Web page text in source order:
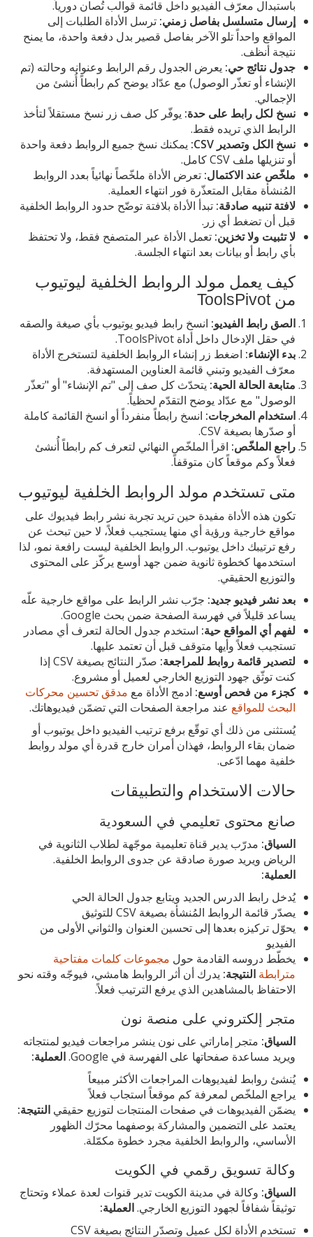
باستبدال معرّف الفيديو داخل قائمة قوالب تُصان دورياً.
إرسال متسلسل بفاصل زمني: ترسل الأداة الطلبات إلى
المواقع واحداً تلو الآخر بفاصل قصير بدل دفعة واحدة، ما يمنح
نتيجة أنظف.
جدول نتائج حي: يعرض الجدول رقم الرابط وعنوانه وحالته (تم
الإنشاء أو تعذّر الوصول) مع عدّاد يوضح كم رابطاً أُنشئ من
الإجمالي.
نسخ لكل رابط على حدة: يوفّر كل صف زر نسخ مستقلاً لتأخذ
الرابط الذي تريده فقط.
نسخ الكل وتصدير CSV:
يمكنك نسخ جميع الروابط دفعة واحدة
أو تنزيلها ملف CSV كامل.
ملخّص عند الاكتمال: تعرض الأداة ملخّصاً نهائياً بعدد الروابط
المُنشأة مقابل المتعذّرة فور انتهاء العملية.
لافتة تنبيه صادقة: تبدأ الأداة بلافتة توضّح حدود الروابط الخلفية
قبل أن تضغط أي زر.
لا تثبيت ولا تخزين: تعمل الأداة عبر المتصفح فقط، ولا تحتفظ
بأي رابط أو بيانات بعد انتهاء الجلسة.
كيف يعمل مولد الروابط الخلفية ليوتيوب
من ToolsPivot
الصق رابط الفيديو: انسخ رابط فيديو يوتيوب بأي صيغة والصقه
في حقل الإدخال داخل أداة ToolsPivot.
بدء الإنشاء: اضغط زر إنشاء الروابط الخلفية لتستخرج الأداة
معرّف الفيديو وتبني قائمة العناوين المستهدفة.
متابعة الحالة الحية: يتحدّث كل صف إلى "تم الإنشاء" أو "تعذّر
الوصول" مع عدّاد يوضح التقدّم لحظياً.
استخدام المخرجات: انسخ رابطاً منفرداً أو انسخ القائمة كاملة
أو صدّرها بصيغة CSV.
راجع الملخّص: اقرأ الملخّص النهائي لتعرف كم رابطاً أُنشئ
فعلاً وكم موقعاً كان متوقفاً.
متى تستخدم مولد الروابط الخلفية ليوتيوب
تكون هذه الأداة مفيدة حين تريد تجربة نشر رابط فيديوك على
مواقع خارجية ورؤية أي منها يستجيب فعلاً، لا حين تبحث عن
رفع ترتيبك داخل يوتيوب. الروابط الخلفية ليست رافعة نمو، لذا
استخدمها كخطوة ثانوية ضمن جهد أوسع يركّز على المحتوى
والتوزيع الحقيقي.
بعد نشر فيديو جديد: جرّب نشر الرابط على مواقع خارجية علّه
يساعد قليلاً في فهرسة الصفحة ضمن بحث Google.
لفهم أي المواقع حية: استخدم جدول الحالة لتعرف أي مصادر
تستجيب فعلاً وأيها متوقف قبل أن تعتمد عليها.
لتصدير قائمة روابط للمراجعة:
صدّر النتائج بصيغة CSV إذا
كنت توثّق جهود التوزيع الخارجي لعميل أو مشروع.
كجزء من فحص أوسع: ادمج الأداة مع مدقق تحسين محركات
البحث للمواقع عند مراجعة الصفحات التي تضمّن فيديوهاتك.
يُستثنى من ذلك أي توقّع برفع ترتيب الفيديو داخل يوتيوب أو
ضمان بقاء الروابط، فهذان أمران خارج قدرة أي مولد روابط
خلفية مهما ادّعى.
حالات الاستخدام والتطبيقات
صانع محتوى تعليمي في السعودية
السياق: مدرّب يدير قناة تعليمية موجّهة لطلاب الثانوية في
الرياض ويريد صورة صادقة عن جدوى الروابط الخلفية.
العملية:
يُدخل رابط الدرس الجديد ويتابع جدول الحالة الحي
يصدّر قائمة الروابط المُنشأة بصيغة CSV للتوثيق
يحوّل تركيزه بعدها إلى تحسين العنوان والثواني الأولى من
الفيديو
يخطّط دروسه القادمة حول مجموعات كلمات مفتاحية
مترابطة النتيجة: يدرك أن أثر الروابط هامشي، فيوجّه وقته نحو
الاحتفاظ بالمشاهدين الذي يرفع الترتيب فعلاً.
متجر إلكتروني على منصة نون
السياق: متجر إماراتي على نون ينشر مراجعات فيديو لمنتجاته
ويريد مساعدة صفحاتها على الفهرسة في Google.
العملية:
يُنشئ روابط لفيديوهات المراجعات الأكثر مبيعاً
يراجع الملخّص لمعرفة كم موقعاً استجاب فعلاً
يضمّن الفيديوهات في صفحات المنتجات لتوزيع حقيقي النتيجة:
يعتمد على التضمين والمشاركة بوصفهما محرّك الظهور
الأساسي، والروابط الخلفية مجرد خطوة مكمّلة.
وكالة تسويق رقمي في الكويت
السياق: وكالة في مدينة الكويت تدير قنوات لعدة عملاء وتحتاج
توثيقاً شفافاً لجهود التوزيع الخارجي.العملية:
تستخدم الأداة لكل عميل وتصدّر النتائج بصيغة CSV